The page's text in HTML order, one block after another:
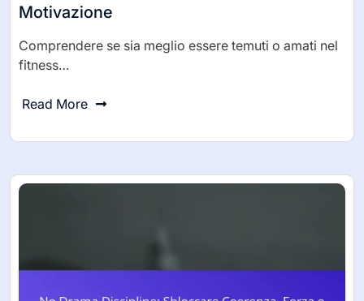
Motivazione
Comprendere se sia meglio essere temuti o amati nel
fitness…
Read More